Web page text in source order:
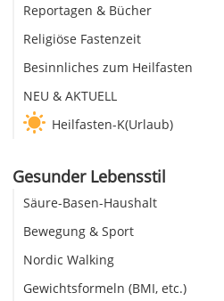
Reportagen & Bücher
Religiöse Fastenzeit
Besinnliches zum Heilfasten
NEU & AKTUELL
Heilfasten-K(Urlaub)
Gesunder Lebensstil
Säure-Basen-Haushalt
Bewegung & Sport
Nordic Walking
Gewichtsformeln (BMI, etc.)